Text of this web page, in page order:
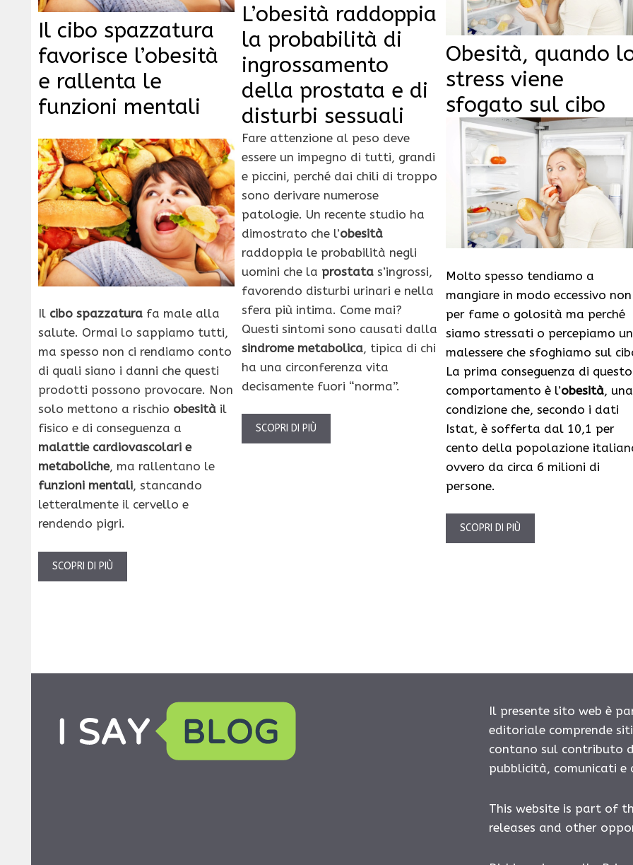
Il cibo spazzatura
favorisce l’obesità
e rallenta le
funzioni mentali
Il cibo spazzatura fa male alla
salute. Ormai lo sappiamo tutti,
ma spesso non ci rendiamo conto
di quali siano i danni che questi
prodotti possono provocare. Non
solo mettono a rischio obesità il
fisico e di conseguenza a
malattie cardiovascolari e
metaboliche, ma rallentano le
funzioni mentali, stancando
letteralmente il cervello e
rendendo pigri.
SCOPRI DI PIÙ
L’obesità raddoppia
la probabilità di
ingrossamento
della prostata e di
disturbi sessuali
Fare attenzione al peso deve
essere un impegno di tutti, grandi
e piccini, perché dai chili di troppo
sono derivare numerose
patologie. Un recente studio ha
dimostrato che l’obesità
raddoppia le probabilità negli
uomini che la prostata s’ingrossi,
favorendo disturbi urinari e nella
sfera più intima. Come mai?
Questi sintomi sono causati dalla
sindrome metabolica, tipica di chi
ha una circonferenza vita
decisamente fuori “norma”.
SCOPRI DI PIÙ
Obesità, quando
stress viene
sfogato sul cibo
Molto spesso tendiamo a
mangiare in modo eccessivo non
per fame o golosità ma perché
siamo stressati o percepiamo un
malessere che sfoghiamo sul
La prima conseguenza di questo
comportamento è l’obesità, una
condizione che, secondo i dati
Istat, è sofferta dal 10,1 per
cento della popolazione
ovvero da circa 6 milioni di
persone.
SCOPRI DI PIÙ
Il presente sito web è
editoriale comprende
contano sul contributo
pubblicità, comunicati
This website is part of
releases and other